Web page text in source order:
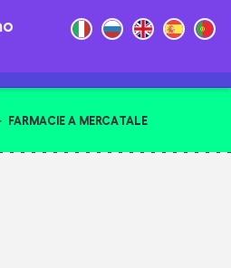
FARMACIE A MERCATALE